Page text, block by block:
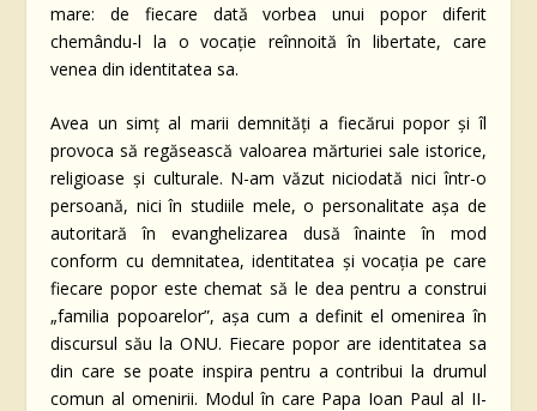
mare: de fiecare dată vorbea unui popor diferit
chemându-l la o vocație reînnoită în libertate, care
venea din identitatea sa.
Avea un simț al marii demnități a fiecărui popor și îl
provoca să regăsească valoarea mărturiei sale istorice,
religioase și culturale. N-am văzut niciodată nici într-o
persoană, nici în studiile mele, o personalitate așa de
autoritară în evanghelizarea dusă înainte în mod
conform cu demnitatea, identitatea și vocația pe care
fiecare popor este chemat să le dea pentru a construi
„familia popoarelor”, așa cum a definit el omenirea în
discursul său la ONU. Fiecare popor are identitatea sa
din care se poate inspira pentru a contribui la drumul
comun al omenirii. Modul în care Papa Ioan Paul al II-